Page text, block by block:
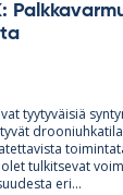
tyy­ty­väi­siä
tul­kit­se­vat
eri...